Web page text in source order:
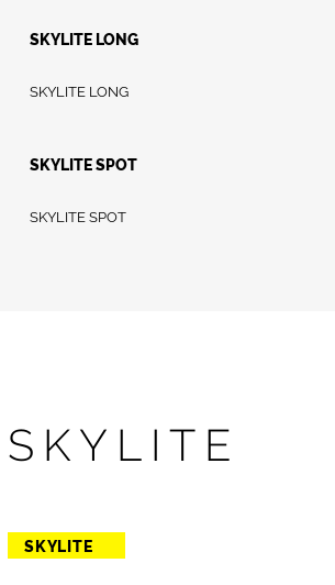
SKYLITE LONG
SKYLITE LONG
SKYLITE SPOT
SKYLITE SPOT
SKYLITE
SKYLITE